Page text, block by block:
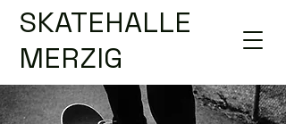
SKATEHALLE
MERZIG